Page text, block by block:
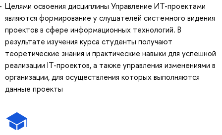
Целями освоения дисциплины Управление ИТ-проектами
являются формирование у слушателей системного видения
проектов в сфере информационных технологий. В
результате изучения курса студенты получают
теоретические знания и практические навыки для успешной
реализации IT-проектов, а также управления изменениями в
организации, для осуществления которых выполняются
данные проекты